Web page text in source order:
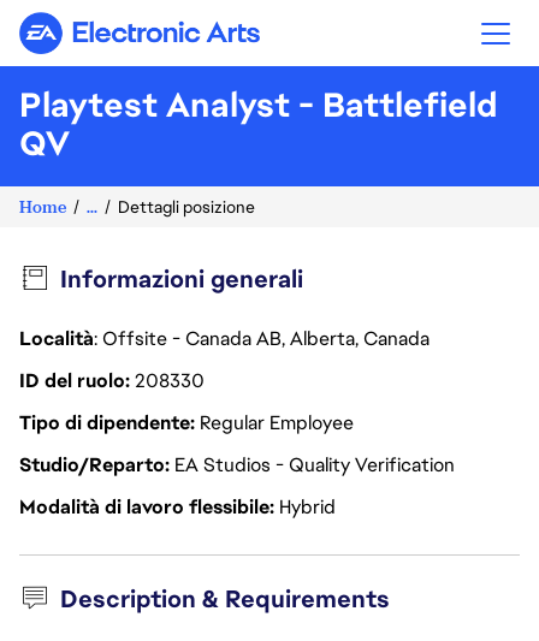
Electronic Arts
Playtest Analyst - Battlefield
QV
Home ... Dettagli posizione
Informazioni generali
Località: Offsite - Canada AB, Alberta, Canada
ID del ruolo208330
Tipo di dipendente Regular Employee
Studio/Reparto EA Studios - Quality Verification
Modalità di lavoro flessibile Hybrid
Description & Requirements